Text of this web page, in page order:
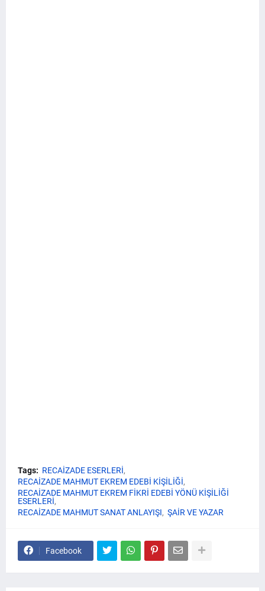
Tags: RECAİZADE ESERLERİ
RECAİZADE MAHMUT EKREM EDEBİ KİŞİLİĞİ
RECAİZADE MAHMUT EKREM FİKRİ EDEBİ YÖNÜ KİŞİLİĞİ
ESERLERİ
RECAİZADE MAHMUT SANAT ANLAYIŞI
ŞAİR VE YAZAR
Facebook